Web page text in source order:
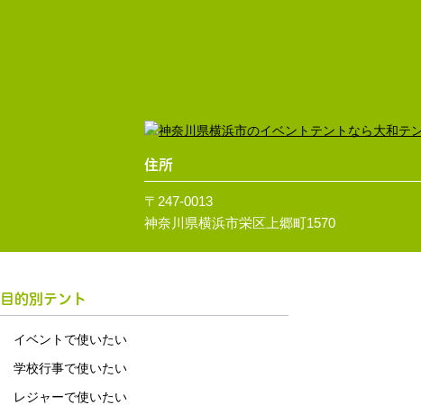
住所
〒247-0013
神奈川県横浜市栄区上郷町1570
目的別テント
イベントで使いたい
学校行事で使いたい
レジャーで使いたい